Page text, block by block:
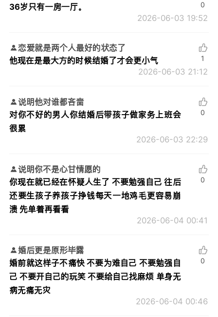
36岁只有一房一厅。
2026-06-03 19:52
0
恋爱就是两个人最好的状态了
他现在是最大方的时候结婚了才会更小气
2026-06-03 21:12
1
说明他对谁都吝啬
对你不好的男人你结婚后带孩子做家务上班会
很累
2026-06-03 22:29
0
说明你不是心甘情愿的
你现在就已经在怀疑人生了 不要勉强自己 往后
还要生孩子养孩子挣钱每天一地鸡毛更容易崩
溃 先单着再看看
2026-06-04 00:41
0
婚后更是原形毕露
婚前就这样子不痛快 不要为难自己 不要勉强自
己 不要开自己的玩笑 不要给自己找麻烦 单身无
病无痛无灾
2026-06-04 00:46
0